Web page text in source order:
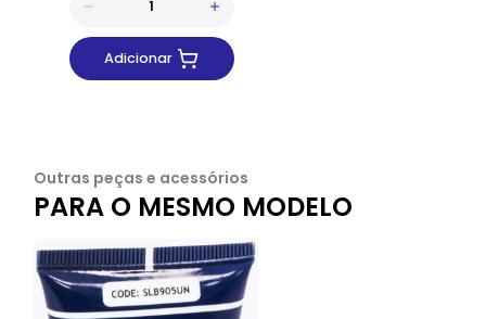
Adicionar
Outras peças e acessórios
PARA O MESMO MODELO